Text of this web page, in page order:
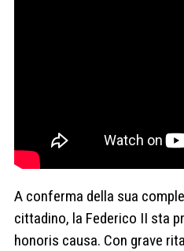
A conferma della sua
cittadino, la Federico II sta
honoris causa. Con grave